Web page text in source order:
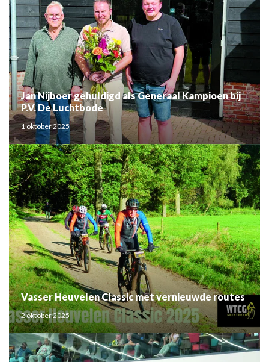
Jan Nijboer gehuldigd als Generaal Kampioen bij
P.V. De Luchtbode
1 oktober 2025
Vasser Heuvelen Classic met vernieuwde routes
2 oktober 2025